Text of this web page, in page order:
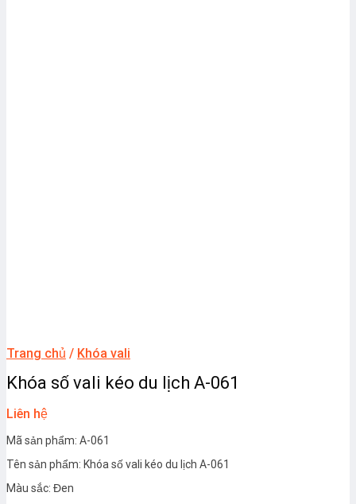
Trang chủ / Khóa vali
Khóa số vali kéo du lịch A-061
Liên hệ
Mã sản phẩm: A-061
Tên sản phẩm: Khóa số vali kéo du lịch A-061
Màu sắc: Đen